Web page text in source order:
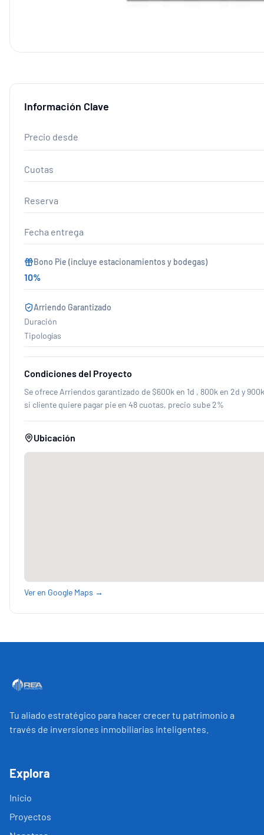
Información Clave
Precio desde
Cuotas
Reserva
Fecha entrega
Bono Pie (incluye estacionamientos y bodegas)
10%
Arriendo Garantizado
Duración
Tipologías
Condiciones del Proyecto
Se ofrece Arriendos garantizado de $600k en 1d , 800k en 2d y
si cliente quiere pagar pie en 48 cuotas, precio sube 2%
Ubicación
Ver en Google Maps →
Tu aliado estratégico para hacer crecer tu patrimonio a
través de inversiones inmobiliarias inteligentes.
Explora
Inicio
Proyectos